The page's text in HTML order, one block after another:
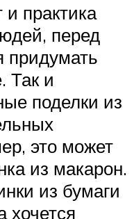
и практика
перед
придумать
Так и
поделки из
это может
из макарон.
из бумаги
хочется